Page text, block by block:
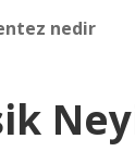
nedir